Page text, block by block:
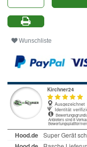
Wunschliste